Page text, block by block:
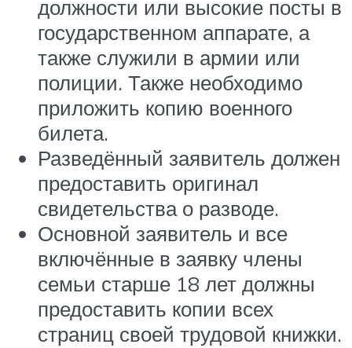
должности или высокие посты в
государственном аппарате, а
также служили в армии или
полиции. Также необходимо
приложить копию военного
билета.
Разведённый заявитель должен
предоставить оригинал
свидетельства о разводе.
Основной заявитель и все
включённые в заявку члены
семьи старше 18 лет должны
предоставить копии всех
страниц своей трудовой книжки.